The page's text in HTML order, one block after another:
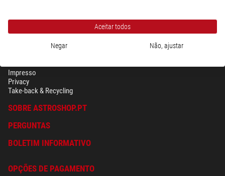
Impresso
Privacy
Take-back & Recycling
SOBRE ASTROSHOP.PT
PERGUNTAS
BOLETIM INFORMATIVO
OPÇÕES DE PAGAMENTO
Aceitar todos
Negar Não, ajustar